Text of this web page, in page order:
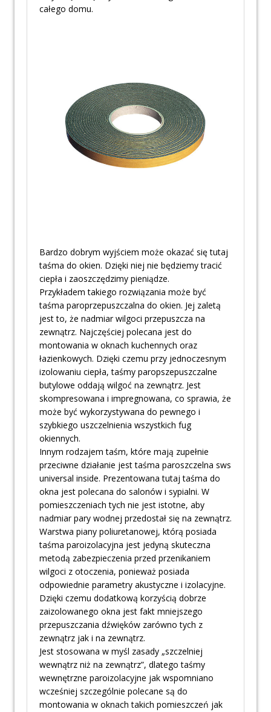
całego domu.
Bardzo dobrym wyjściem może okazać się tutaj
taśma do okien. Dzięki niej nie będziemy tracić
ciepła i zaoszczędzimy pieniądze.
Przykładem takiego rozwiązania może być
taśma paroprzepuszczalna do okien. Jej zaletą
jest to, że nadmiar wilgoci przepuszcza na
zewnątrz. Najczęściej polecana jest do
montowania w oknach kuchennych oraz
łazienkowych. Dzięki czemu przy jednoczesnym
izolowaniu ciepła, taśmy paropszepuszczalne
butylowe oddają wilgoć na zewnątrz. Jest
skompresowana i impregnowana, co sprawia, że
może być wykorzystywana do pewnego i
szybkiego uszczelnienia wszystkich fug
okiennych.
Innym rodzajem taśm, które mają zupełnie
przeciwne działanie jest taśma paroszczelna sws
universal inside. Prezentowana tutaj taśma do
okna jest polecana do salonów i sypialni. W
pomieszczeniach tych nie jest istotne, aby
nadmiar pary wodnej przedostał się na zewnątrz.
Warstwa piany poliuretanowej, którą posiada
taśma paroizolacyjna jest jedyną skuteczna
metodą zabezpieczenia przed przenikaniem
wilgoci z otoczenia, ponieważ posiada
odpowiednie parametry akustyczne i izolacyjne.
Dzięki czemu dodatkową korzyścią dobrze
zaizolowanego okna jest fakt mniejszego
przepuszczania dźwięków zarówno tych z
zewnątrz jak i na zewnątrz.
Jest stosowana w myśl zasady „szczelniej
wewnątrz niż na zewnątrz”, dlatego taśmy
wewnętrzne paroizolacyjne jak wspomniano
wcześniej szczególnie polecane są do
montowania w oknach takich pomieszczeń jak